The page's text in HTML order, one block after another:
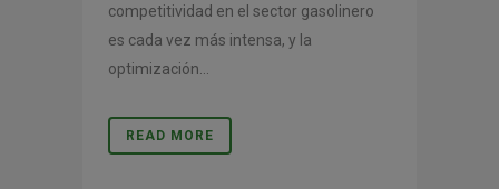
competitividad en el sector gasolinero
es cada vez más intensa, y la
optimización...
READ MORE